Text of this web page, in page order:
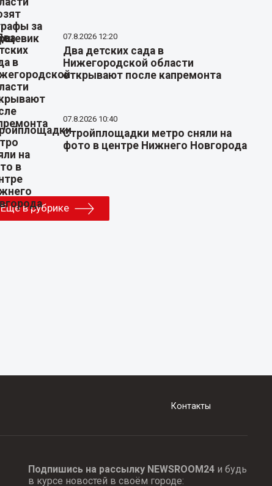
07.8.2026 12:20
Два детских сада в
Нижегородской области
открывают после капремонта
07.8.2026 10:40
Стройплощадки метро сняли на
фото в центре Нижнего Новгорода
Еще в рубрике
Контакты
Подпишись на рассылку NEWSROOM24и будь
в курсе новостей в своём городе: